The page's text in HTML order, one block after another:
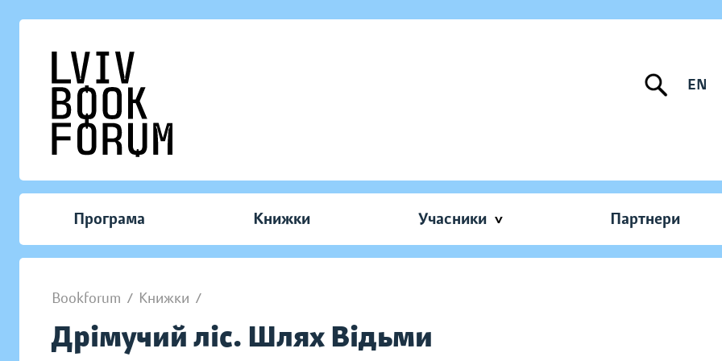
EN
Програма Книжки Учасники Партнери
Bookforum / Книжки /
Дрімучий ліс. Шлях Відьми